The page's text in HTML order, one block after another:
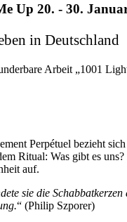
Up 20. - 30.
in Deutschland
Arbeit „1001
Perpétuel bezieht
Ritual: Was gibt es
auf.
sie die
“ (Philip Szporer)